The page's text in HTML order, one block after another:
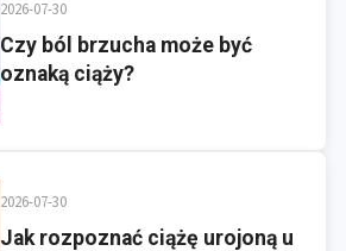
2026-07-30
Czy ból brzucha może być
oznaką ciąży?
2026-07-30
Jak rozpoznać ciążę urojoną u